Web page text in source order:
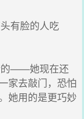
有脸的人吃
的——她现在还
家去敲门，恐怕
她用的是更巧妙